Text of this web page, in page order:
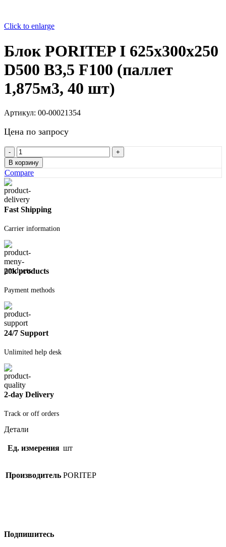
Click to enlarge
Блок PORITEP I 625х300х250
D500 B3,5 F100 (паллет
1,875м3, 40 шт)
Артикул: 00-00021354
Цена по запросу
Количество
товара
Блок
PORITEP
I
625х300х250
D500
B3,5
(паллет
40
шт)
В корзину
Compare
Fast Shipping
Carrier information
20k products
Payment methods
24/7 Support
Unlimited help desk
2-day Delivery
Track or off orders
Детали
Ед. измерения шт
Производитель PORITEP
Подпишитесь